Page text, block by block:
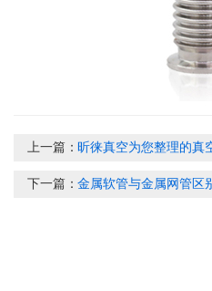
上一篇： 昕徕真空为您整理的真
下一篇：金属软管与金属网管区